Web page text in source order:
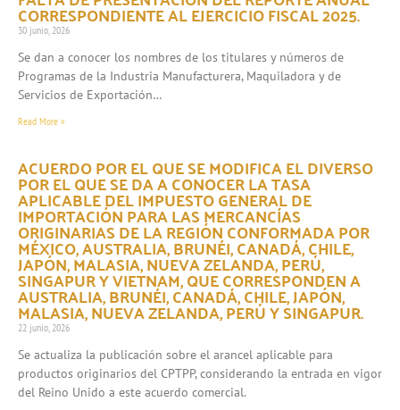
CORRESPONDIENTE AL EJERCICIO FISCAL 2025.
30 junio, 2026
Se dan a conocer los nombres de los titulares y números de
Programas de la Industria Manufacturera, Maquiladora y de
Servicios de Exportación…
Read More »
ACUERDO POR EL QUE SE MODIFICA EL DIVERSO
POR EL QUE SE DA A CONOCER LA TASA
APLICABLE DEL IMPUESTO GENERAL DE
IMPORTACIÓN PARA LAS MERCANCÍAS
ORIGINARIAS DE LA REGIÓN CONFORMADA POR
MÉXICO, AUSTRALIA, BRUNÉI, CANADÁ, CHILE,
JAPÓN, MALASIA, NUEVA ZELANDA, PERÚ,
SINGAPUR Y VIETNAM, QUE CORRESPONDEN A
AUSTRALIA, BRUNÉI, CANADÁ, CHILE, JAPÓN,
MALASIA, NUEVA ZELANDA, PERÚ Y SINGAPUR.
22 junio, 2026
Se actualiza la publicación sobre el arancel aplicable para
productos originarios del CPTPP, considerando la entrada en vigor
del Reino Unido a este acuerdo comercial.